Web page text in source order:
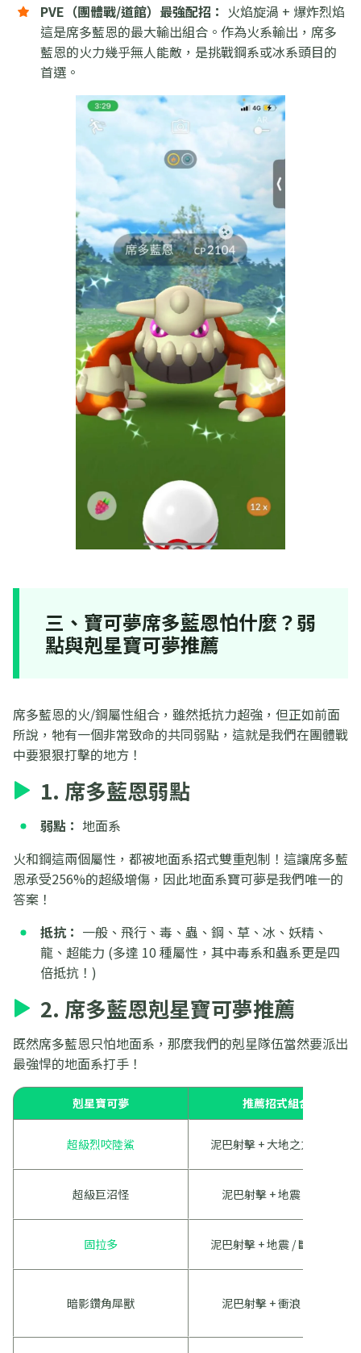
PVE（團體戰/道館）最強配招： 火焰旋渦 + 爆炸烈焰
這是席多藍恩的最大輸出組合。作為火系輸出，席多
藍恩的火力幾乎無人能敵，是挑戰鋼系或冰系頭目的
首選。
三、寶可夢席多藍恩怕什麼？弱
點與剋星寶可夢推薦
席多藍恩的火/鋼屬性組合，雖然抵抗力超強，但正如前面
所說，牠有一個非常致命的共同弱點，這就是我們在團體戰
中要狠狠打擊的地方！
1. 席多藍恩弱點
弱點： 地面系
火和鋼這兩個屬性，都被地面系招式雙重剋制！這讓席多藍
恩承受256%的超級增傷，因此地面系寶可夢是我們唯一的
答案！
抵抗： 一般、飛行、毒、蟲、鋼、草、冰、妖精、
龍、超能力 (多達 10 種屬性，其中毒系和蟲系更是四
倍抵抗！)
2. 席多藍恩剋星寶可夢推薦
既然席多藍恩只怕地面系，那麼我們的剋星隊伍當然要派出
最強悍的地面系打手！
剋星寶可夢 推薦招式組合
超級烈咬陸鯊 泥巴射擊 + 大地之力 / 地震
超級巨沼怪 泥巴射擊 + 地震 / 衝浪
固拉多 泥巴射擊 + 地震 / 斷崖之劍
暗影鑽角犀獸 泥巴射擊 + 衝浪 / 地震